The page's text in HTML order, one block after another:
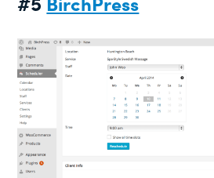
#5 BirchPress